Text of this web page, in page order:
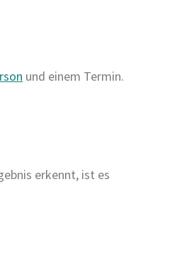
und einem Termin.
erkennt, ist es